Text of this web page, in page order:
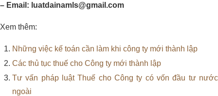
– Email: luatdainamls@gmail.com
Xem thêm:
Những việc kế toán cần làm khi công ty mới thành lập
Các thủ tục thuế cho Công ty mới thành lập
Tư vấn pháp luật Thuế cho Công ty có vốn đầu tư nước
ngoài